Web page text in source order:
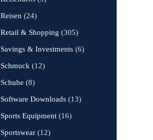
Reisen (24)
Retail & Shopping (305)
Savings & Investments (6)
Schmuck (12)
Schuhe (8)
Software Downloads (13)
Sports Equipment (16)
Sportswear (12)